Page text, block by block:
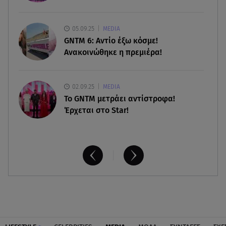
05.09.25 MEDIA
GNTM 6: Αντίο έξω κόσμε!
Ανακοινώθηκε η πρεμιέρα!
02.09.25 MEDIA
Το GNTM μετράει αντίστροφα!
Έρχεται στο Star!